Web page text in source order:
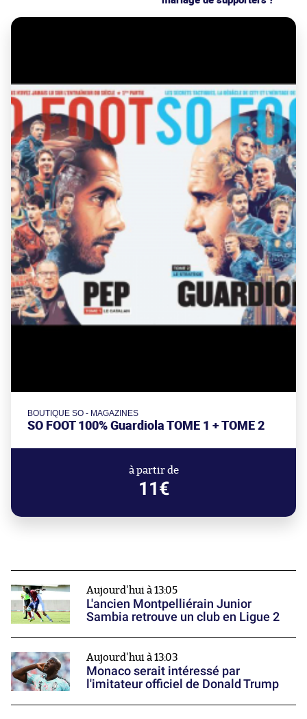
BOUTIQUE SO - MAGAZINES
SO FOOT 100% Guardiola TOME 1 + TOME 2
à partir de
11€
Aujourd'hui à 13:05
L'ancien Montpelliérain Junior
Sambia retrouve un club en Ligue 2
Aujourd'hui à 13:03
Monaco serait intéressé par
l'imitateur officiel de Donald Trump